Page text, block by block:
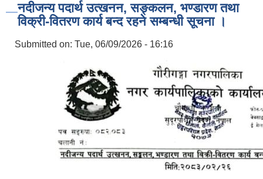
नदीजन्य पदार्थ उत्खनन, सङ्कलन, भण्डारण तथा
विक्री-वितरण कार्य बन्द रहने सम्बन्धी सूचना ।
Submitted on: Tue, 06/09/2026 - 16:16